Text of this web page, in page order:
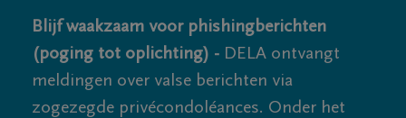
Blijf waakzaam voor phishingberichten
(poging tot oplichting) - DELA ontvangt
meldingen over valse berichten via
zogezegde privécondoléances. Onder het